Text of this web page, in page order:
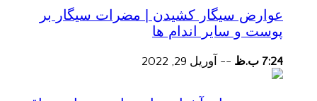
عوارض سیگار کشیدن | مضرات سیگار بر
پوست و سایر اندام ها
7:24 ب.ظ -- آوریل 29, 2022